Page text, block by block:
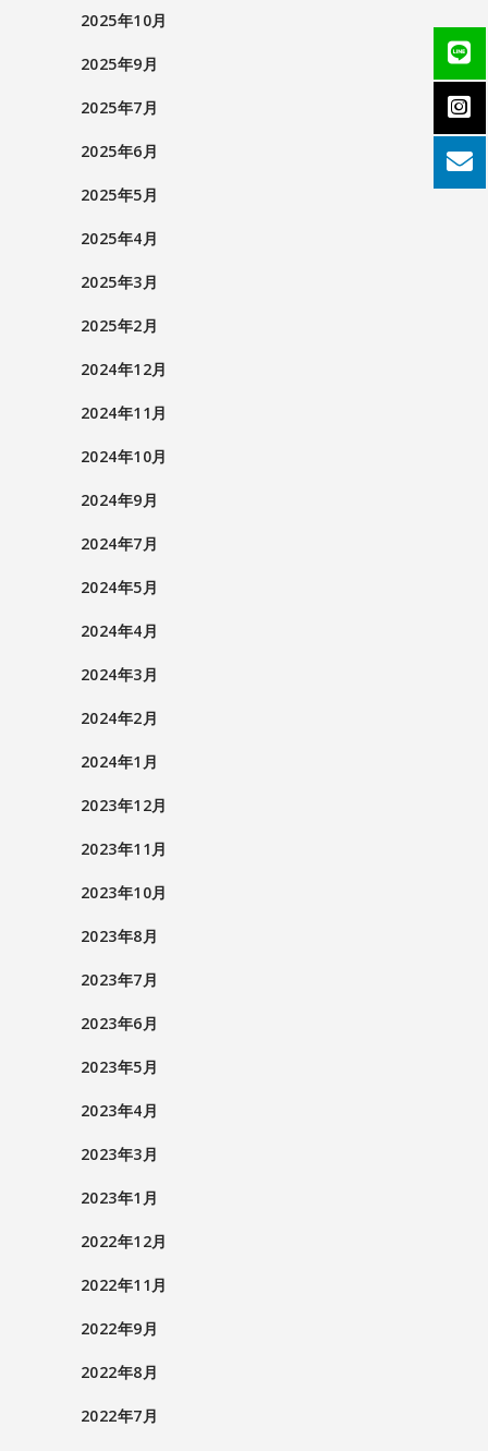
2025年10月
2025年9月
2025年7月
2025年6月
2025年5月
2025年4月
2025年3月
2025年2月
2024年12月
2024年11月
2024年10月
2024年9月
2024年7月
2024年5月
2024年4月
2024年3月
2024年2月
2024年1月
2023年12月
2023年11月
2023年10月
2023年8月
2023年7月
2023年6月
2023年5月
2023年4月
2023年3月
2023年1月
2022年12月
2022年11月
2022年9月
2022年8月
2022年7月